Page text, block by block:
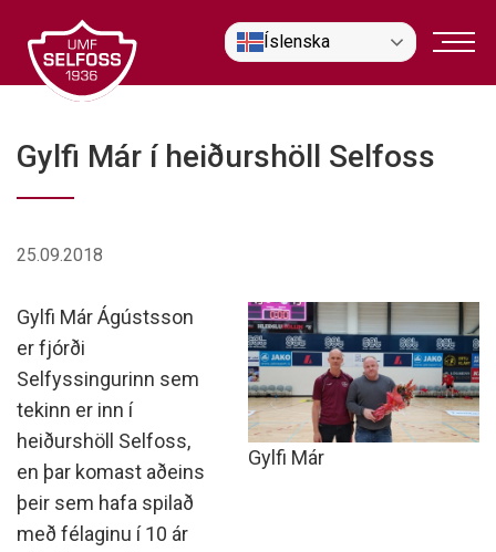
efni
Íslenska
Gylfi Már í heiðurshöll Selfoss
25.09.2018
Gylfi Már
Gylfi Már Ágústsson
er fjórði
Selfyssingurinn sem
tekinn er inn í
heiðurshöll Selfoss,
en þar komast aðeins
þeir sem hafa spilað
með félaginu í 10 ár